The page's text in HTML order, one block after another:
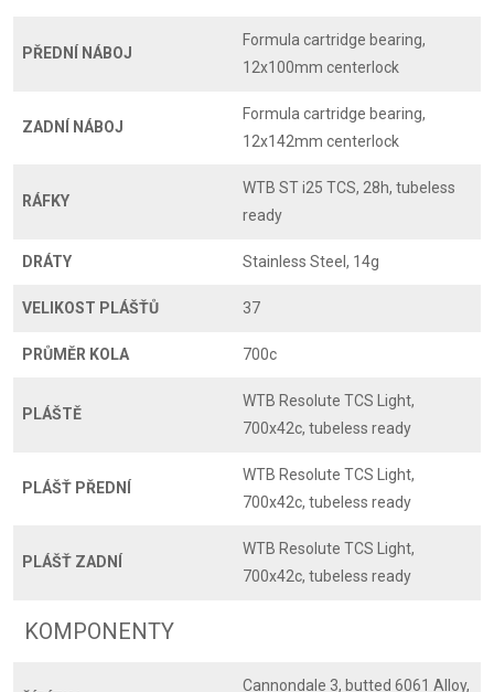
PŘEDNÍ NÁBOJ
Formula cartridge bearing,
12x100mm centerlock
ZADNÍ NÁBOJ
Formula cartridge bearing,
12x142mm centerlock
RÁFKY
WTB ST i25 TCS, 28h, tubeless
ready
DRÁTY Stainless Steel, 14g
VELIKOST PLÁŠŤŮ 37
PRŮMĚR KOLA 700c
PLÁŠTĚ
WTB Resolute TCS Light,
700x42c, tubeless ready
PLÁŠŤ PŘEDNÍ
WTB Resolute TCS Light,
700x42c, tubeless ready
PLÁŠŤ ZADNÍ
WTB Resolute TCS Light,
700x42c, tubeless ready
KOMPONENTY
Cannondale 3, butted 6061 Alloy,